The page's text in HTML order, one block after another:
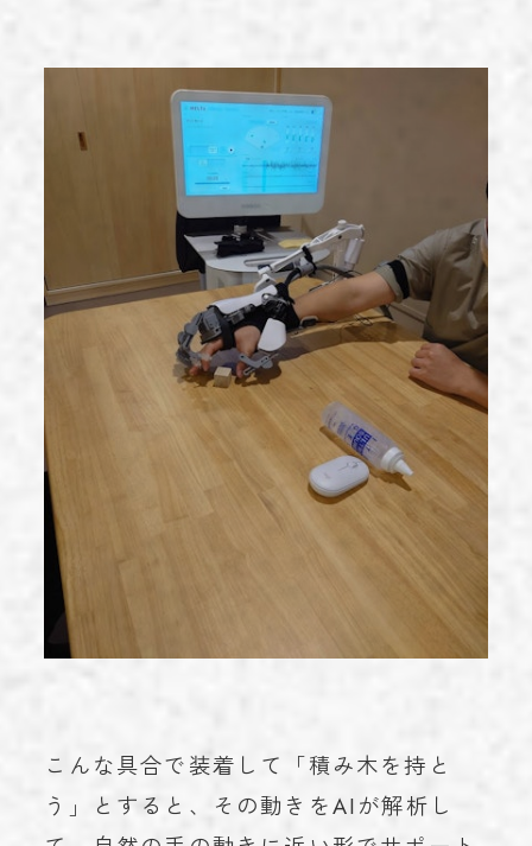
こんな具合で装着して「積み木を持と
う」とすると、その動きをAIが解析し